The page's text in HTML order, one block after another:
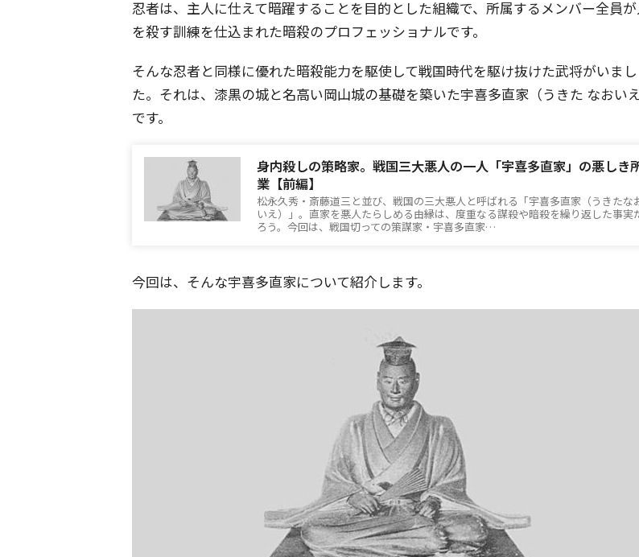
忍者は、主人に仕えて暗躍することを目的とした組織で、所属するメンバー全員
を殺す訓練を仕込まれた暗殺のプロフェッショナルです。
そんな忍者と同様に優れた暗殺能力を駆使して戦国時代を駆け抜けた武将がいまし
た。それは、漆黒の城と名高い岡山城の基礎を築いた宇喜多直家（うきた なおいえ
です。
身内殺しの策略家。戦国三大悪人の一人「宇喜多直家」の悪しき
業【前編】
松永久秀・斎藤道三と並び、戦国の三大悪人と呼ばれる「宇喜多直家（うきたな
いえ）」。直家を悪人たらしめる由縁は、度重なる謀殺や暗殺を繰り返した事実
ろう。今回は、戦国切っての策謀家・宇喜多直家…
今回は、そんな宇喜多直家について紹介します。